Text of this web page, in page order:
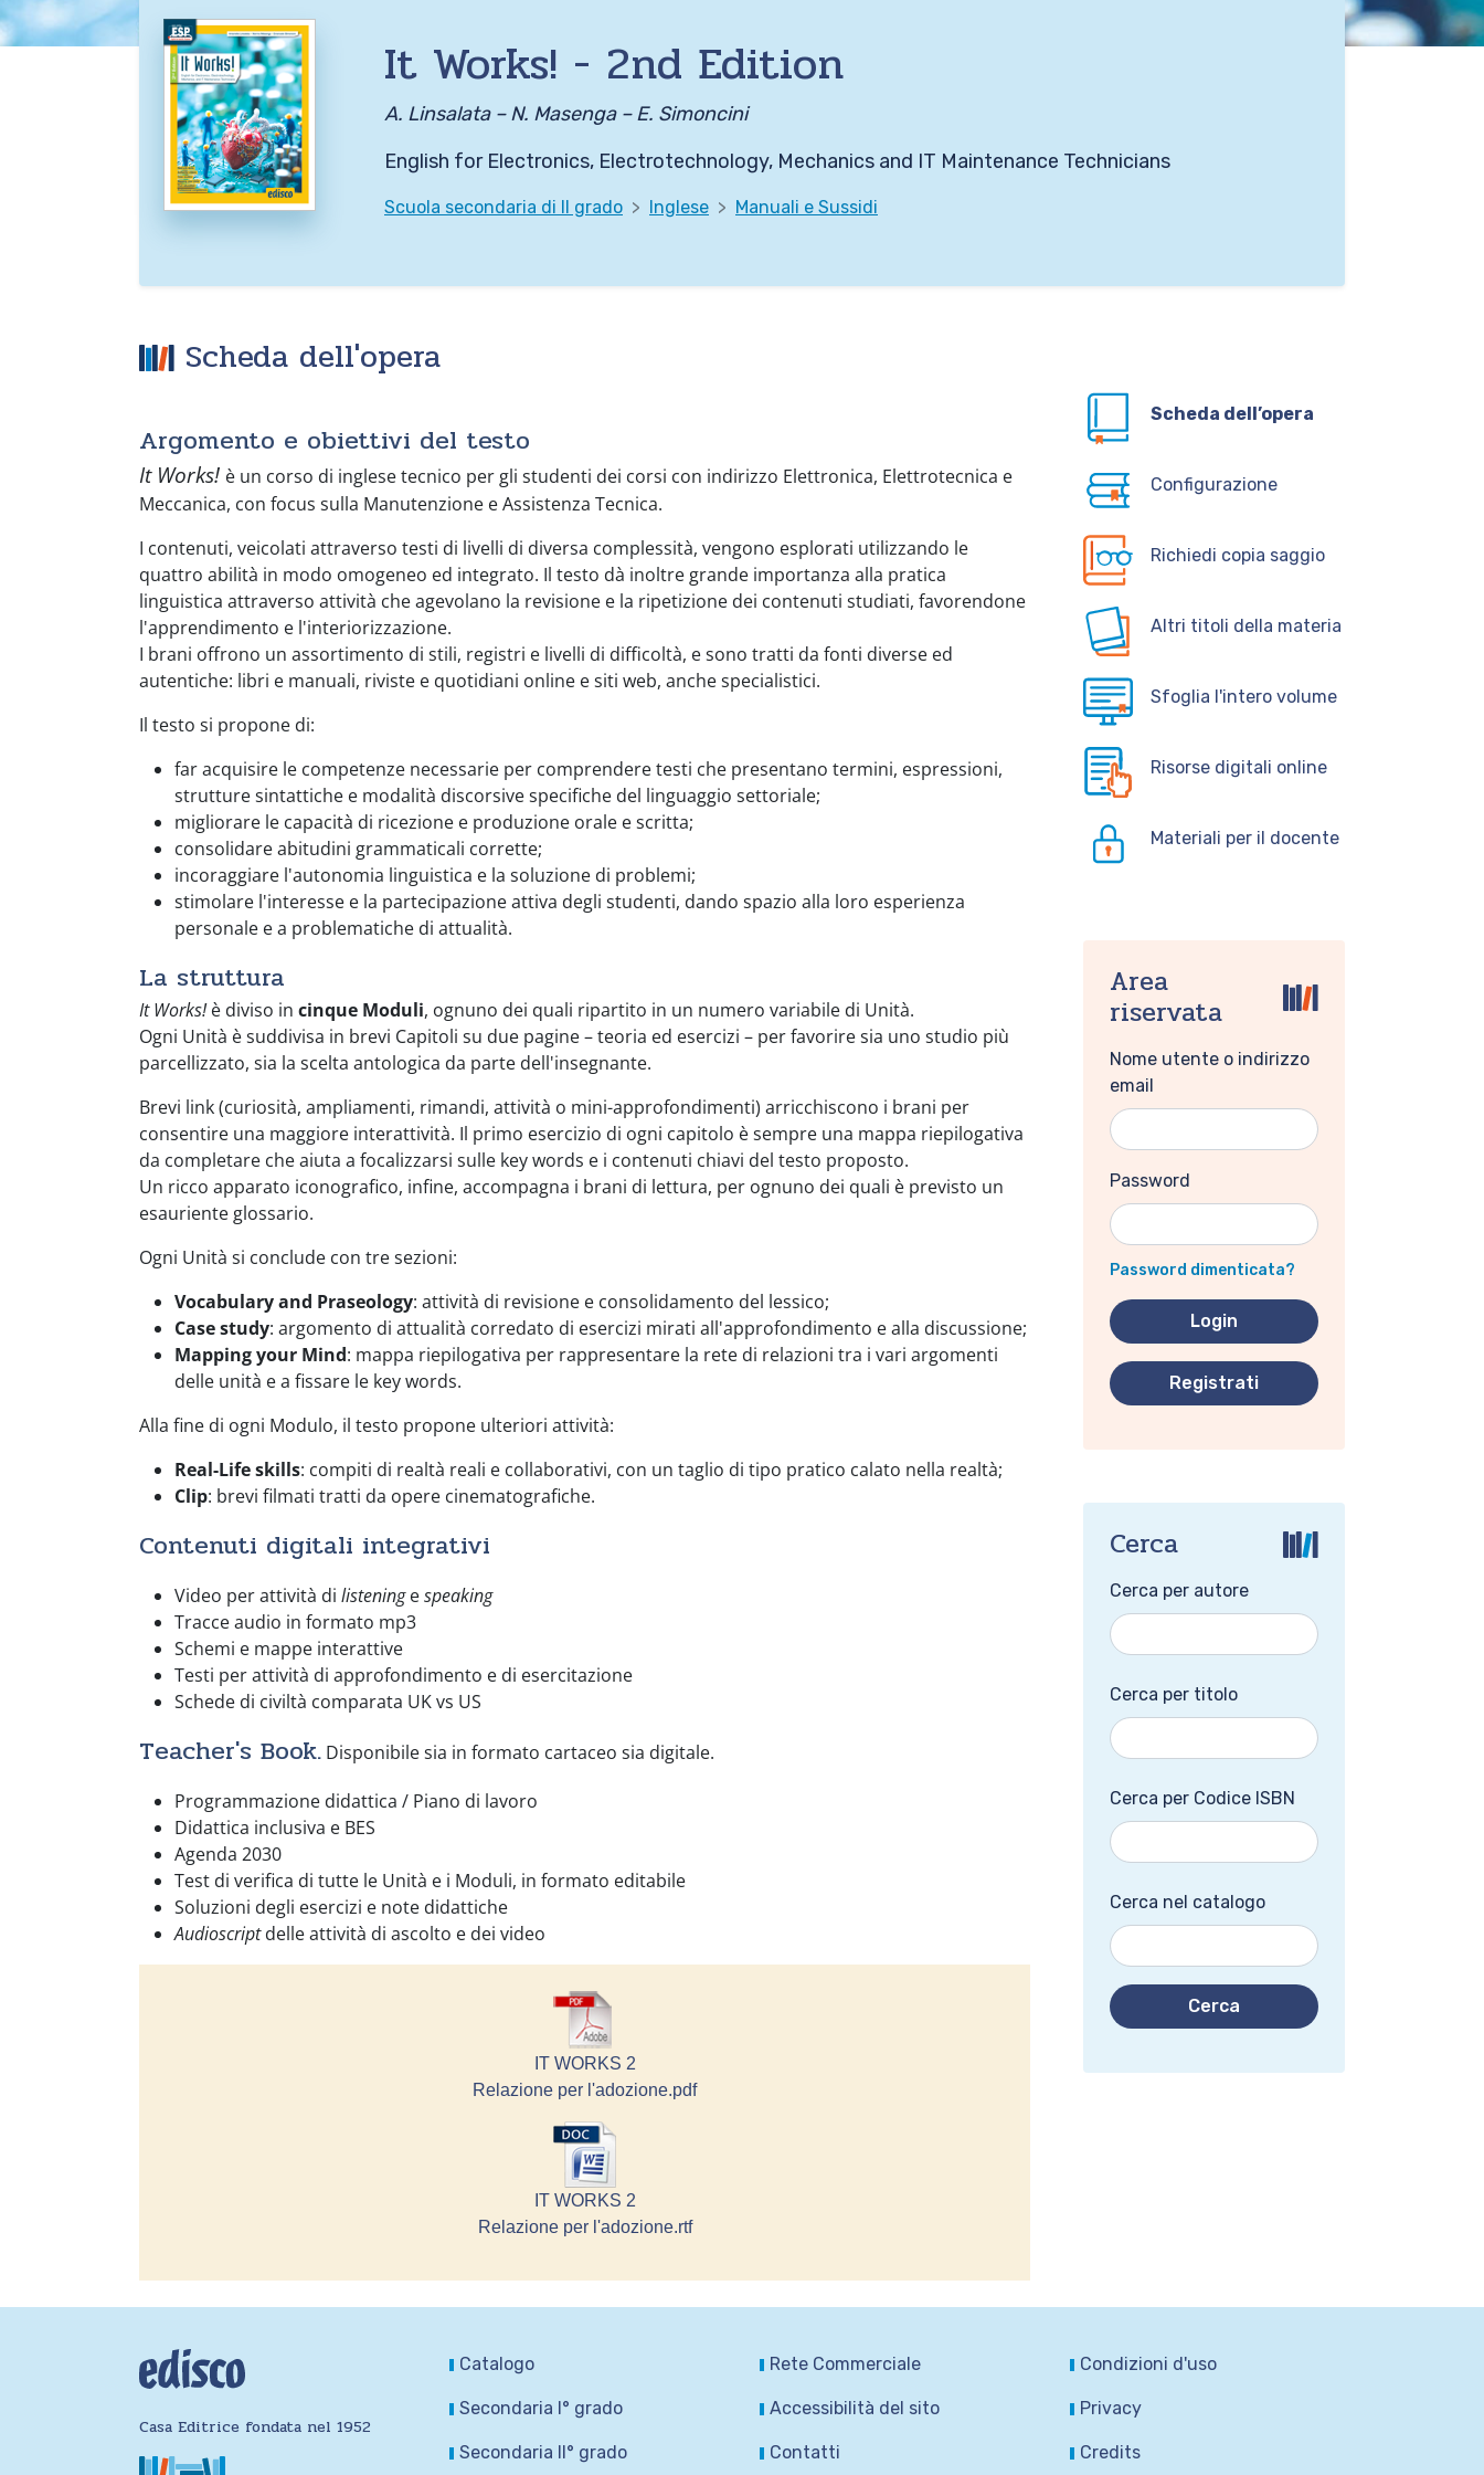
It Works! - 2nd Edition
A. Linsalata – N. Masenga – E. Simoncini
English for Electronics, Electrotechnology, Mechanics and IT Maintenance Technicians
Scuola secondaria di II grado Inglese Manuali e Sussidi
Scheda dell'opera
Argomento e obiettivi del testo
It Works! è un corso di inglese tecnico per gli studenti dei corsi con indirizzo Elettronica, Elettrotecnica e
Meccanica, con focus sulla Manutenzione e Assistenza Tecnica.
I contenuti, veicolati attraverso testi di livelli di diversa complessità, vengono esplorati utilizzando le
quattro abilità in modo omogeneo ed integrato. Il testo dà inoltre grande importanza alla pratica
linguistica attraverso attività che agevolano la revisione e la ripetizione dei contenuti studiati, favorendone
l'apprendimento e l'interiorizzazione.
I brani offrono un assortimento di stili, registri e livelli di difficoltà, e sono tratti da fonti diverse ed
autentiche: libri e manuali, riviste e quotidiani online e siti web, anche specialistici.
Il testo si propone di:
far acquisire le competenze necessarie per comprendere testi che presentano termini, espressioni,
strutture sintattiche e modalità discorsive specifiche del linguaggio settoriale;
migliorare le capacità di ricezione e produzione orale e scritta;
consolidare abitudini grammaticali corrette;
incoraggiare l'autonomia linguistica e la soluzione di problemi;
stimolare l'interesse e la partecipazione attiva degli studenti, dando spazio alla loro esperienza
personale e a problematiche di attualità.
La struttura
It Works!è diviso in cinque Moduli, ognuno dei quali ripartito in un numero variabile di Unità.
Ogni Unità è suddivisa in brevi Capitoli su due pagine – teoria ed esercizi – per favorire sia uno studio più
parcellizzato, sia la scelta antologica da parte dell'insegnante.
Brevi link (curiosità, ampliamenti, rimandi, attività o mini-approfondimenti) arricchiscono i brani per
consentire una maggiore interattività. Il primo esercizio di ogni capitolo è sempre una mappa riepilogativa
da completare che aiuta a focalizzarsi sulle key words e i contenuti chiavi del testo proposto.
Un ricco apparato iconografico, infine, accompagna i brani di lettura, per ognuno dei quali è previsto un
esauriente glossario.
Ogni Unità si conclude con tre sezioni:
Vocabulary and Praseology: attività di revisione e consolidamento del lessico;
Case study: argomento di attualità corredato di esercizi mirati all'approfondimento e alla discussione;
Mapping your Mind: mappa riepilogativa per rappresentare la rete di relazioni tra i vari argomenti
delle unità e a fissare le key words.
Alla fine di ogni Modulo, il testo propone ulteriori attività:
Real-Life skills: compiti di realtà reali e collaborativi, con un taglio di tipo pratico calato nella realtà;
Clip: brevi filmati tratti da opere cinematografiche.
Contenuti digitali integrativi
Video per attività di listeningespeaking
Tracce audio in formato mp3
Schemi e mappe interattive
Testi per attività di approfondimento e di esercitazione
Schede di civiltà comparata UK vs US
Teacher's Book. Disponibile sia in formato cartaceo sia digitale.
Programmazione didattica / Piano di lavoro
Didattica inclusiva e BES
Agenda 2030
Test di verifica di tutte le Unità e i Moduli, in formato editabile
Soluzioni degli esercizi e note didattiche
Audioscriptdelle attività di ascolto e dei video
IT WORKS 2
Relazione per l'adozione.pdf
IT WORKS 2
Relazione per l'adozione.rtf
Scheda dell’opera
Configurazione
Richiedi copia saggio
Altri titoli della materia
Sfoglia l'intero volume
Risorse digitali online
Materiali per il docente
Area
riservata
Nome utente o indirizzo
email
Password
Password dimenticata?
Registrati
Cerca
Cerca per autore
Cerca per titolo
Cerca per Codice ISBN
Cerca nel catalogo
Cerca
Casa Editrice fondata nel 1952
Catalogo
Secondaria I° grado
Secondaria II° grado
Rete Commerciale
Accessibilità del sito
Contatti
Condizioni d'uso
Privacy
Credits